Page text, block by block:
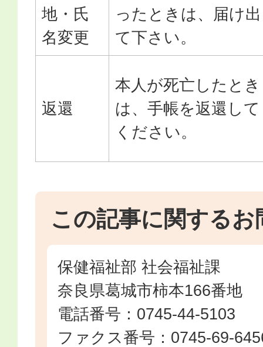
地・氏
名変更
ったときは、届け出
て下さい。
返還
本人が死亡したとき
は、手帳を返還して
ください。
この記事に関するお
保健福祉部 社会福祉課
奈良県葛城市柿本166番地
電話番号：0745-44-5103
ファクス番号：0745-69-